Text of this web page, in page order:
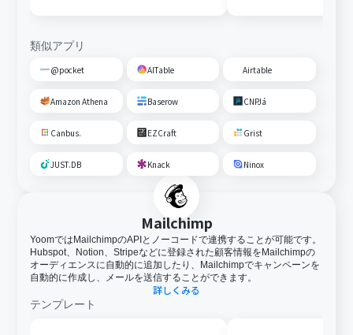
類似アプリ
@pocket AITable Airtable
Amazon Athena Baserow CNPJá
Canbus. EZCraft Grist
JUST.DB Knack Ninox
Mailchimp
YoomではMailchimpのAPIとノーコードで連携することが可能です。
Hubspot、Notion、Stripeなどに登録された顧客情報をMailchimpの
オーディエンスに自動的に追加したり、Mailchimpでキャンペーンを
自動的に作成し、メールを送信することができます。
詳しくみる
テンプレート